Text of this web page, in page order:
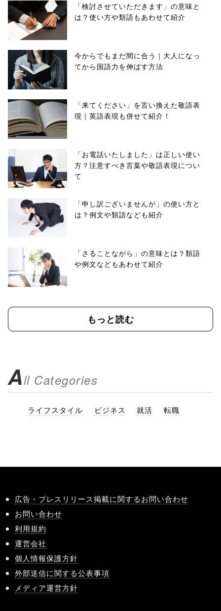
「検討させていただきます」の意味と
は？使い方や類語もあわせて紹介
今からでもまだ間に合う｜大人になっ
てから国語力を伸ばす方法
「来てください」を言い換えた敬語表
現｜英語表現も併せて紹介！
「お電話いたしました」は正しい使い
方？注意すべき言葉や敬語表現につい
て
「申し訳ございませんが」の使い方と
は？例文や類語なども紹介
「さることながら」の意味とは？類語
や例文などもあわせて紹介
もっと読む
All Categories
ライフスタイル ビジネス 就活 転職
広告・プレスリリース掲載に関するお問い合わせ
お問い合わせ
利用規約
運営会社
個人情報保護方針
外部送信に関する公表事項
メディア運営方針